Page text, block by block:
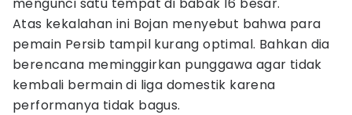
Atas kekalahan ini Bojan menyebut bahwa para
pemain Persib tampil kurang optimal. Bahkan dia
berencana meminggirkan punggawa agar tidak
kembali bermain di liga domestik karena
performanya tidak bagus.